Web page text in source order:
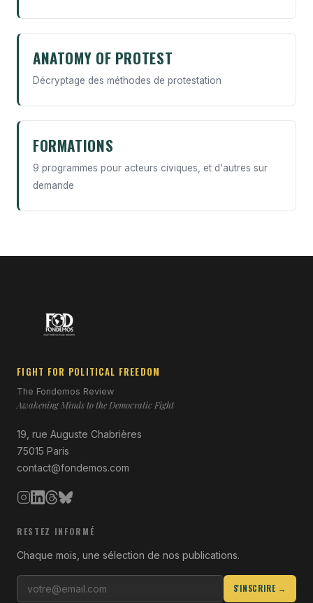
ANATOMY OF PROTEST
Décryptage des méthodes de protestation
FORMATIONS
9 programmes pour acteurs civiques, et d'autres sur
demande
FIGHT FOR POLITICAL FREEDOM
The Fondemos Review
Awakening Minds to the Democratic Fight
19, rue Auguste Chabrières
75015 Paris
contact@fondemos.com
RESTEZ INFORMÉ
Chaque mois, une sélection de nos publications.
S'INSCRIRE →